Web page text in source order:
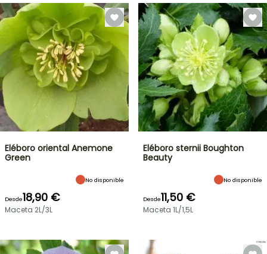
Eléboro oriental Anemone
Green
No disponible
Desde18,90 €
Maceta 2L/3L
Eléboro sternii Boughton
Beauty
No disponible
Desde11,50 €
Maceta 1L/1,5L